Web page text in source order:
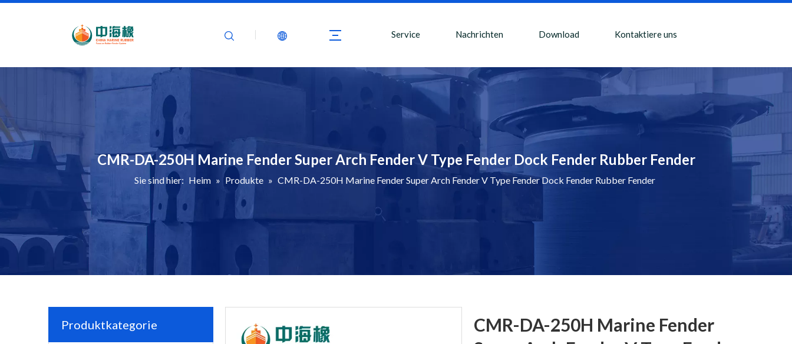
Produkte Über CMR Service Nachrichten Download Kontaktiere uns
CMR-DA-250H Marine Fender Super Arch Fender V Type Fender Dock Fender Rubber Fender
Sie sind hier: Heim » Produkte » CMR-DA-250H Marine Fender Super Arch Fender V Type Fender Dock Fender Rubber Fender
Produktkategorie
CMR-DA-250H Marine Fender